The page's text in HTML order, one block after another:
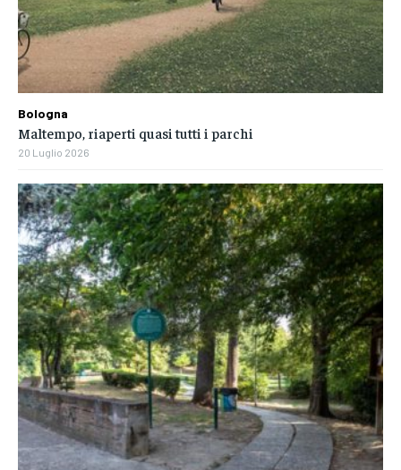
Bologna
Maltempo, riaperti quasi tutti i parchi
20 Luglio 2026